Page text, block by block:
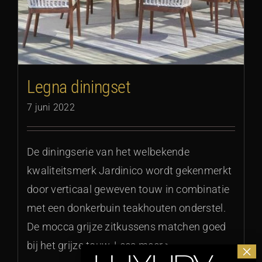
Legna diningset
7 juni 2022
De diningserie van het welbekende
kwaliteitsmerk Jardinico wordt gekenmerkt
door verticaal geweven touw in combinatie
met een donkerbuin teakhouten onderstel.
De mocca grijze zitkussens matchen goed
bij het grijze touw, Lees meer >